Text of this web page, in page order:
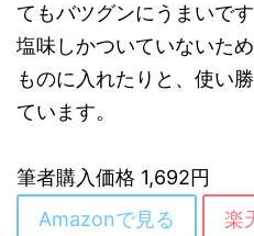
てもバツグンにうまいです
塩味しかついていないた
ものに入れたりと、使い
ています。
筆者購入価格 1,692円
Amazonで見る
楽